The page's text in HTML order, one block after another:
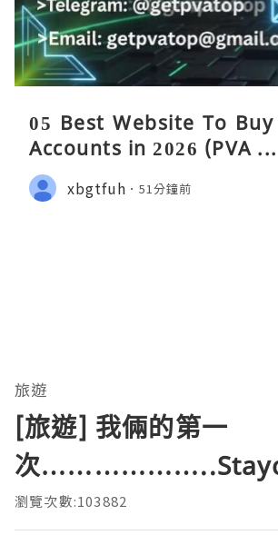
05 Best Website To
Accounts in 2026 (PVA ...
xbgtfuh 51分鐘前
旅遊
[旅遊] 我倆的第一
次
瀏覽次數:103882